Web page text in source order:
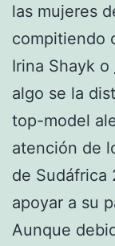
las mujeres
compitiendo
Irina Shayk o
algo se la
top-model
atención de
de Sudáfrica
apoyar a su
Aunque